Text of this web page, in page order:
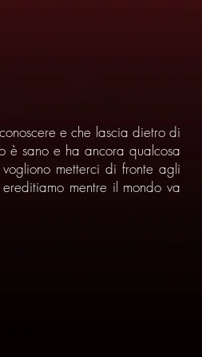
e che lascia dietro di
è sano e ha ancora qualcosa
metterci di fronte agli
mentre il mondo va